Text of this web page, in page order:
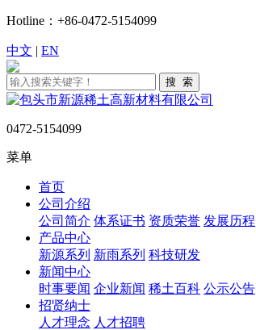
Hotline：+86-0472-5154099
中文 | EN
0472-5154099
菜单
首页
公司介绍
公司简介 体系证书 资质荣誉 发展历程
产品中心
新源系列 新雨系列 科技研发
新闻中心
时事要闻 企业新闻 稀土百科 公示公告
招贤纳士
人才理念 人才招聘